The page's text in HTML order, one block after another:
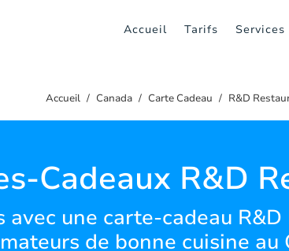
Accueil Tarifs Services
Accueil Canada Carte Cadeau R&D
Cadeaux R&D
avec une carte-cadeau
de bonne cuisine au